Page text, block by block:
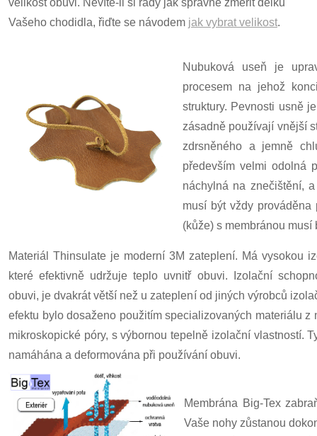
velikost obuvi. Nevíte-li si rady jak správně změřit délku
Vašeho chodidla, řiďte se návodem jak vybrat velikost.
Nubuková useň je
procesem na jehož
struktury. Pevnosti usně
zásadně používají vnější
zdrsněného a jemně
především velmi odolná
náchylná na znečištění,
musí být vždy
(kůže) s membránou
Materiál Thinsulate je moderní 3M zateplení. Má vysokou
které efektivně udržuje teplo uvnitř obuvi. Izolační
obuvi, je dvakrát větší než u zateplení od jiných výrobců
efektu bylo dosaženo použitím specializovaných materiálu z
mikroskopické póry, s výbornou tepelně izolační vlastností.
namáhána a deformována při používání obuvi.
Membrána Big-Tex
Vaše nohy zůstanou